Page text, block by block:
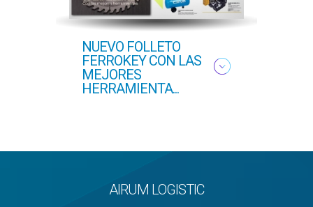
NUEVO FOLLETO
FERROKEY CON LAS
MEJORES
HERRAMIENTA...
AIRUM LOGISTIC